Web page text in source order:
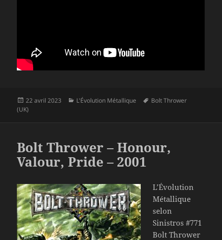
Publié
le
22 avril 2023 Catégories
L'Évolution Métallique
Mots-
Bolt Thrower
(UK)
Bolt Thrower – Honour,
Valour, Pride – 2001
L’Évolution
Métallique
selon
Sinistros #771
Bolt Thrower